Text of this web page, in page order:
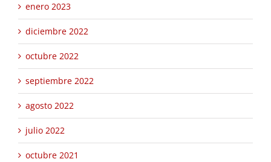
enero 2023
diciembre 2022
octubre 2022
septiembre 2022
agosto 2022
julio 2022
octubre 2021